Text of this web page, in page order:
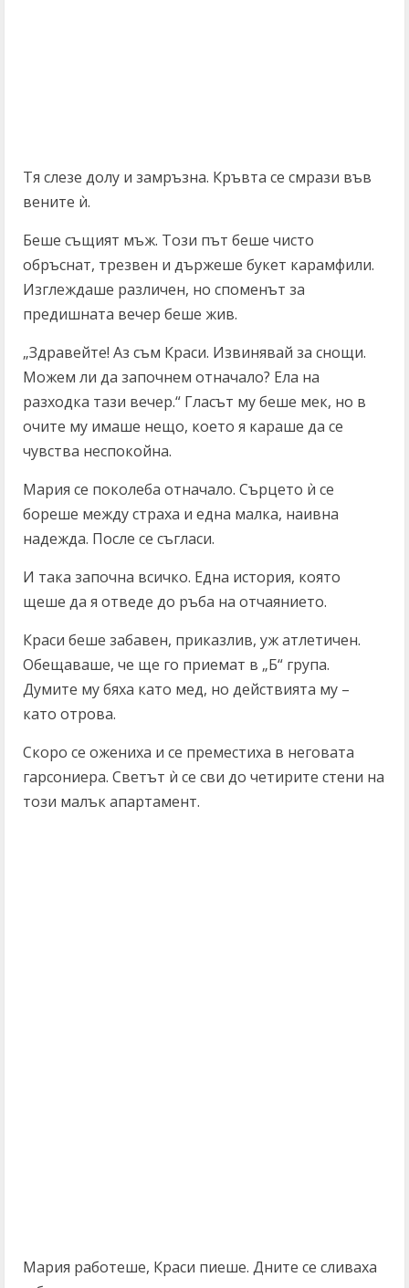
Тя слезе долу и замръзна. Кръвта се смрази във
вените ѝ.
Беше същият мъж. Този път беше чисто
обръснат, трезвен и държеше букет карамфили.
Изглеждаше различен, но споменът за
предишната вечер беше жив.
„Здравейте! Аз съм Краси. Извинявай за снощи.
Можем ли да започнем отначало? Ела на
разходка тази вечер.“ Гласът му беше мек, но в
очите му имаше нещо, което я караше да се
чувства неспокойна.
Мария се поколеба отначало. Сърцето ѝ се
бореше между страха и една малка, наивна
надежда. После се съгласи.
И така започна всичко. Една история, която
щеше да я отведе до ръба на отчаянието.
Краси беше забавен, приказлив, уж атлетичен.
Обещаваше, че ще го приемат в „Б“ група.
Думите му бяха като мед, но действията му –
като отрова.
Скоро се ожениха и се преместиха в неговата
гарсониера. Светът ѝ се сви до четирите стени на
този малък апартамент.
Мария работеше, Краси пиеше. Дните се сливаха